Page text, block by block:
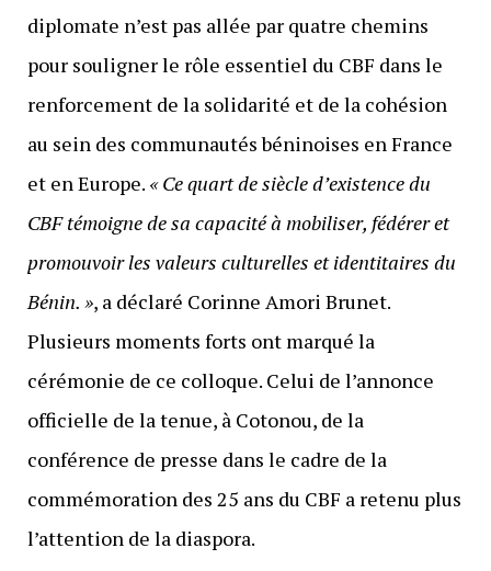
diplomate n’est pas allée par quatre chemins
pour souligner le rôle essentiel du CBF dans le
renforcement de la solidarité et de la cohésion
au sein des communautés béninoises en France
et en Europe. « Ce quart de siècle d’existence du
CBF témoigne de sa capacité à mobiliser, fédérer et
promouvoir les valeurs culturelles et identitaires du
Bénin. », a déclaré Corinne Amori Brunet.
Plusieurs moments forts ont marqué la
cérémonie de ce colloque. Celui de l’annonce
officielle de la tenue, à Cotonou, de la
conférence de presse dans le cadre de la
commémoration des 25 ans du CBF a retenu plus
l’attention de la diaspora.